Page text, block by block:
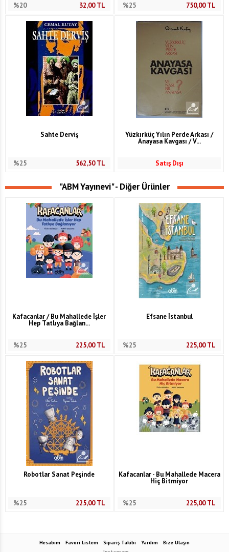
%20 32,00TL %25 750,00TL
Sahte Derviş
%25 562,50TL
Yüzkırküç Yılın Perde Arkası /
Anayasa Kavgası / V...
Satış Dışı
"ABM Yayınevi" - Diğer Ürünler
Kafacanlar / Bu Mahallede İşler
Hep Tatlıya Bağlan...
%25 225,00TL
Efsane İstanbul
%25 225,00TL
Robotlar Sanat Peşinde
%25 225,00TL
Kafacanlar - Bu Mahallede Macera
Hiç Bitmiyor
%25 225,00TL
Hesabım Favori Listem Sipariş Takibi Yardım
Bize Ulaşın